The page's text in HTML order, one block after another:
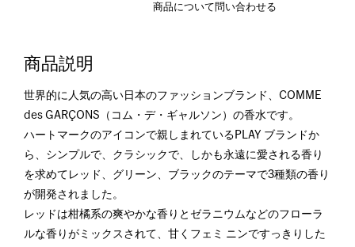
商品について問い合わせる
商品説明
世界的に人気の高い日本のファッションブランド、COMME
des GARÇONS（コム・デ・ギャルソン）の香水です。
ハートマークのアイコンで親しまれているPLAY ブランドか
ら、シンプルで、クラシックで、しかも永遠に愛される香り
を求めてレッド、グリーン、ブラックのテーマで3種類の香り
が開発されました。
レッドは柑橘系の爽やかな香りとゼラニウムなどのフローラ
ルな香りがミックスされて、甘くフェミ ニンですっきりした